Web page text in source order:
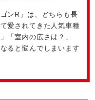
ンR」は、どちらも長
愛されてきた人気車種
「室内の広さは？」
ると悩んでしまいます